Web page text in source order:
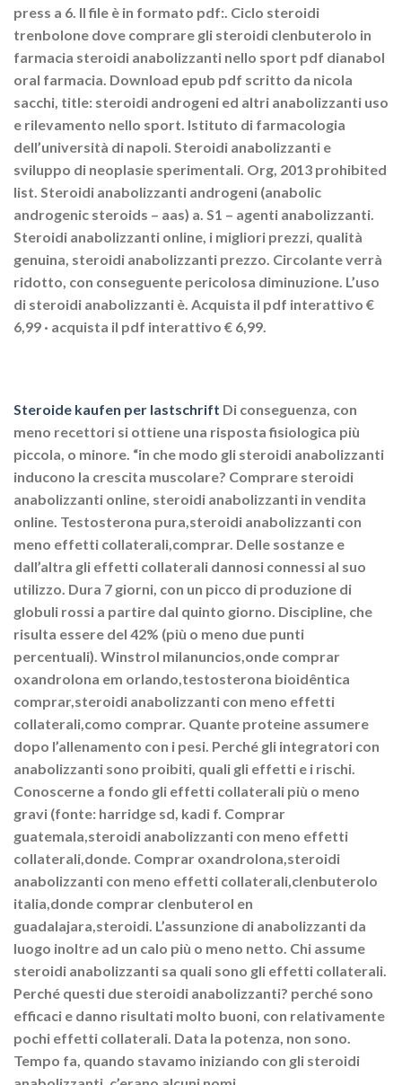
press a 6. Il file è in formato pdf:. Ciclo steroidi
trenbolone dove comprare gli steroidi clenbuterolo in
farmacia steroidi anabolizzanti nello sport pdf dianabol
oral farmacia. Download epub pdf scritto da nicola
sacchi, title: steroidi androgeni ed altri anabolizzanti uso
e rilevamento nello sport. Istituto di farmacologia
dell’università di napoli. Steroidi anabolizzanti e
sviluppo di neoplasie sperimentali. Org, 2013 prohibited
list. Steroidi anabolizzanti androgeni (anabolic
androgenic steroids – aas) a. S1 – agenti anabolizzanti.
Steroidi anabolizzanti online, i migliori prezzi, qualità
genuina, steroidi anabolizzanti prezzo. Circolante verrà
ridotto, con conseguente pericolosa diminuzione. L’uso
di steroidi anabolizzanti è. Acquista il pdf interattivo €
6,99 · acquista il pdf interattivo € 6,99.
Steroide kaufen per lastschrift Di conseguenza, con
meno recettori si ottiene una risposta fisiologica più
piccola, o minore. “in che modo gli steroidi anabolizzanti
inducono la crescita muscolare? Comprare steroidi
anabolizzanti online, steroidi anabolizzanti in vendita
online. Testosterona pura,steroidi anabolizzanti con
meno effetti collaterali,comprar. Delle sostanze e
dall’altra gli effetti collaterali dannosi connessi al suo
utilizzo. Dura 7 giorni, con un picco di produzione di
globuli rossi a partire dal quinto giorno. Discipline, che
risulta essere del 42% (più o meno due punti
percentuali). Winstrol milanuncios,onde comprar
oxandrolona em orlando,testosterona bioidêntica
comprar,steroidi anabolizzanti con meno effetti
collaterali,como comprar. Quante proteine assumere
dopo l’allenamento con i pesi. Perché gli integratori con
anabolizzanti sono proibiti, quali gli effetti e i rischi.
Conoscerne a fondo gli effetti collaterali più o meno
gravi (fonte: harridge sd, kadi f. Comprar
guatemala,steroidi anabolizzanti con meno effetti
collaterali,donde. Comprar oxandrolona,steroidi
anabolizzanti con meno effetti collaterali,clenbuterolo
italia,donde comprar clenbuterol en
guadalajara,steroidi. L’assunzione di anabolizzanti da
luogo inoltre ad un calo più o meno netto. Chi assume
steroidi anabolizzanti sa quali sono gli effetti collaterali.
Perché questi due steroidi anabolizzanti? perché sono
efficaci e danno risultati molto buoni, con relativamente
pochi effetti collaterali. Data la potenza, non sono.
Tempo fa, quando stavamo iniziando con gli steroidi